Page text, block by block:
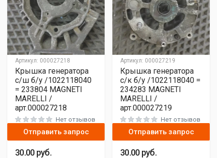
Артикул: 000027218
Крышка генератора
с/ш б/у /1022118040
= 233804 MAGNETI
MARELLI /
арт.000027218
Нет отзывов
Отправить запрос
30.00руб.
Артикул: 000027219
Крышка генератора
с/к б/у /1022118040 =
234283 MAGNETI
MARELLI /
арт.000027219
Нет отзывов
Отправить запрос
30.00руб.